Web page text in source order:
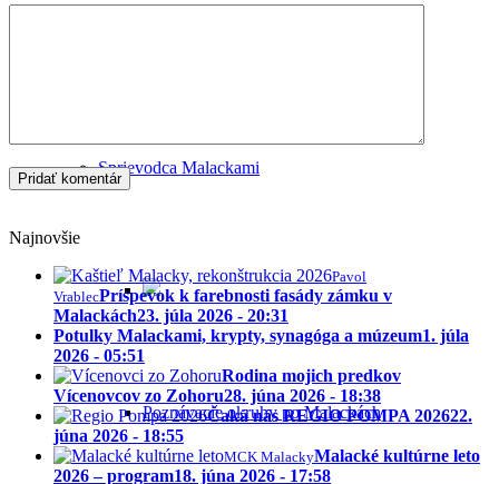
Sprievodca Malackami
Poznávacie okruhy po Malackách
Najnovšie
Pavol
VrablecPríspevok k farebnosti fasády zámku v
Malackách23. júla 2026 - 20:31
Potulky Malackami, krypty, synagóga a múzeum1. júla
2026 - 05:51
Rodina mojich predkov
Vícenovcov zo Zohoru28. júna 2026 - 18:38
Čaká nás REGIO POMPA 202622.
júna 2026 - 18:55
MCK MalackyMalacké kultúrne leto
2026 – program18. júna 2026 - 17:58